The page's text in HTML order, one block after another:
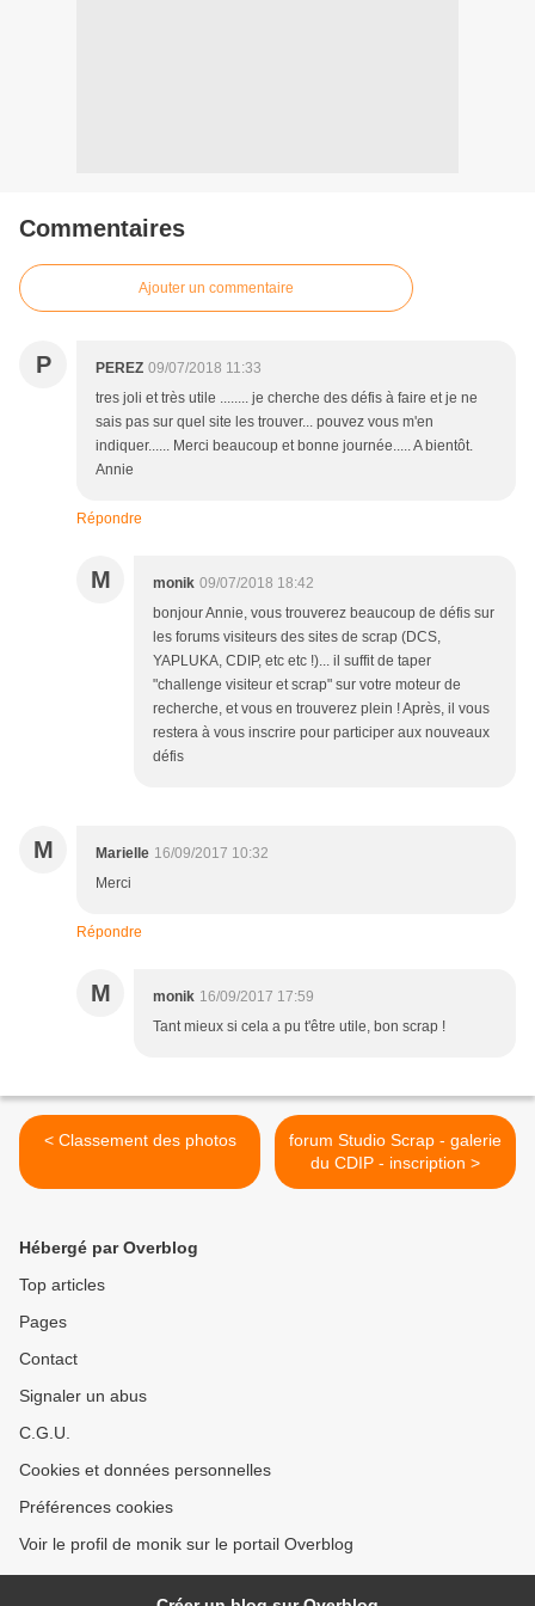
Commentaires
Ajouter un commentaire
P PEREZ 09/07/2018 11:33
tres joli et très utile ........ je cherche des défis à faire et je ne
sais pas sur quel site les trouver... pouvez vous m'en
indiquer...... Merci beaucoup et bonne journée..... A bientôt.
Annie
Répondre
M monik 09/07/2018 18:42
bonjour Annie, vous trouverez beaucoup de défis sur
les forums visiteurs des sites de scrap (DCS,
YAPLUKA, CDIP, etc etc !)... il suffit de taper
"challenge visiteur et scrap" sur votre moteur de
recherche, et vous en trouverez plein ! Après, il vous
restera à vous inscrire pour participer aux nouveaux
défis
M Marielle 16/09/2017 10:32
Merci
Répondre
M monik 16/09/2017 17:59
Tant mieux si cela a pu t'être utile, bon scrap !
< Classement des photos
forum Studio Scrap - galerie
du CDIP - inscription >
Hébergé par Overblog
Top articles
Pages
Contact
Signaler un abus
C.G.U.
Cookies et données personnelles
Préférences cookies
Voir le profil de monik sur le portail Overblog